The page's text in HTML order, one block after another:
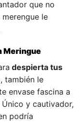
que no
le
Meringue
despierta tus
también le
envase fascina a
y cautivador,
podría